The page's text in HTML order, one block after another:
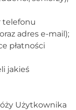
telefonu
adres e-mail);
płatności
jakieś
Użytkownika